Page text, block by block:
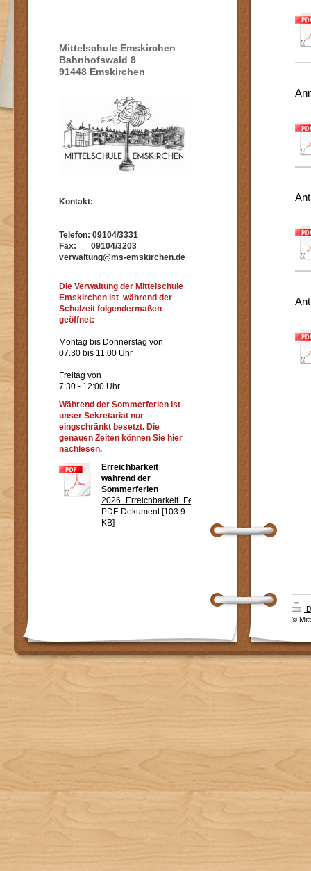
Mittelschule Emskirchen
Bahnhofswald 8
91448 Emskirchen
Kontakt:
Telefon: 09104/3331
Fax: 09104/3203
verwaltung@ms-emskirchen.de
Die Verwaltung der Mittelschule
Emskirchen ist während der
Schulzeit folgendermaßen
geöffnet:
Montag bis Donnerstag von
07.30 bis 11.00 Uhr
Freitag von
7:30 - 12:00 Uhr
Während der Sommerferien ist
unser Sekretariat nur
eingschränkt besetzt. Die
genauen Zeiten können Sie hier
nachlesen.
Erreichbarkeit
während der
Sommerferien
2026_Erreichbarkeit_Ferien.pdf
PDF-Dokument [103.9
KB]
©